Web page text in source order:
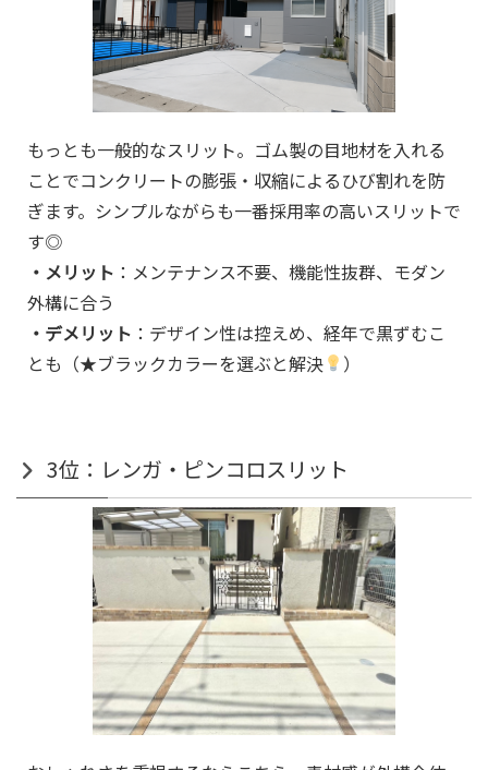
もっとも一般的なスリット。ゴム製の目地材を入れる
ことでコンクリートの膨張・収縮によるひび割れを防
ぎます。シンプルながらも一番採用率の高いスリットで
す◎
・メリット ：メンテナンス不要、機能性抜群、モダン
外構に合う
・デメリット ：デザイン性は控えめ、経年で黒ずむこ
とも（★ブラックカラーを選ぶと解決
）
3位：レンガ・ピンコロスリット